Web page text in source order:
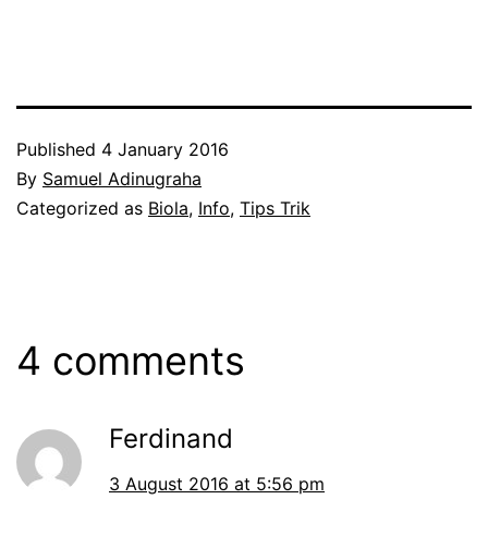
Published 4 January 2016
By Samuel Adinugraha
Categorized as Biola, Info, Tips Trik
4 comments
Ferdinand
3 August 2016 at 5:56 pm